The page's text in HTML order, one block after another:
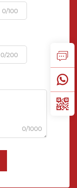
0/100
0/200
0/1000